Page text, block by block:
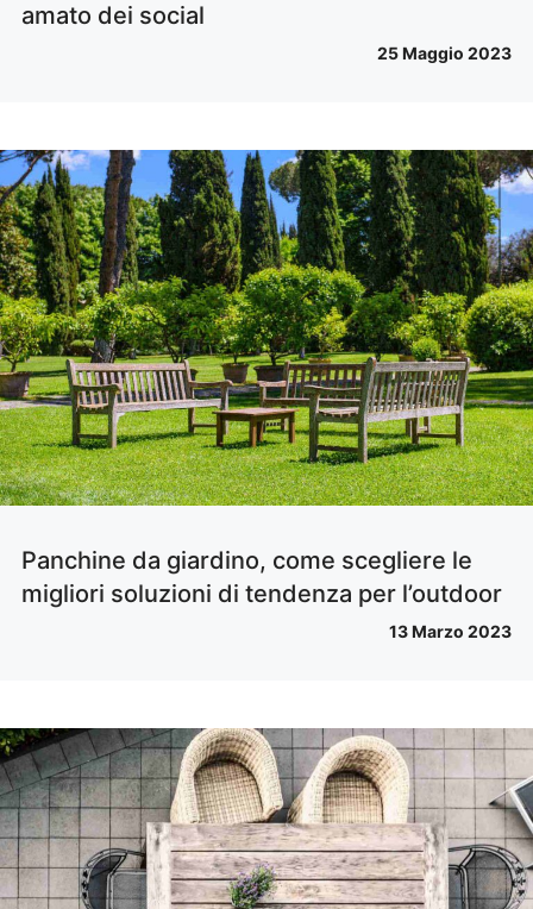
amato dei social
25 Maggio 2023
Panchine da giardino, come scegliere le
migliori soluzioni di tendenza per l’outdoor
13 Marzo 2023